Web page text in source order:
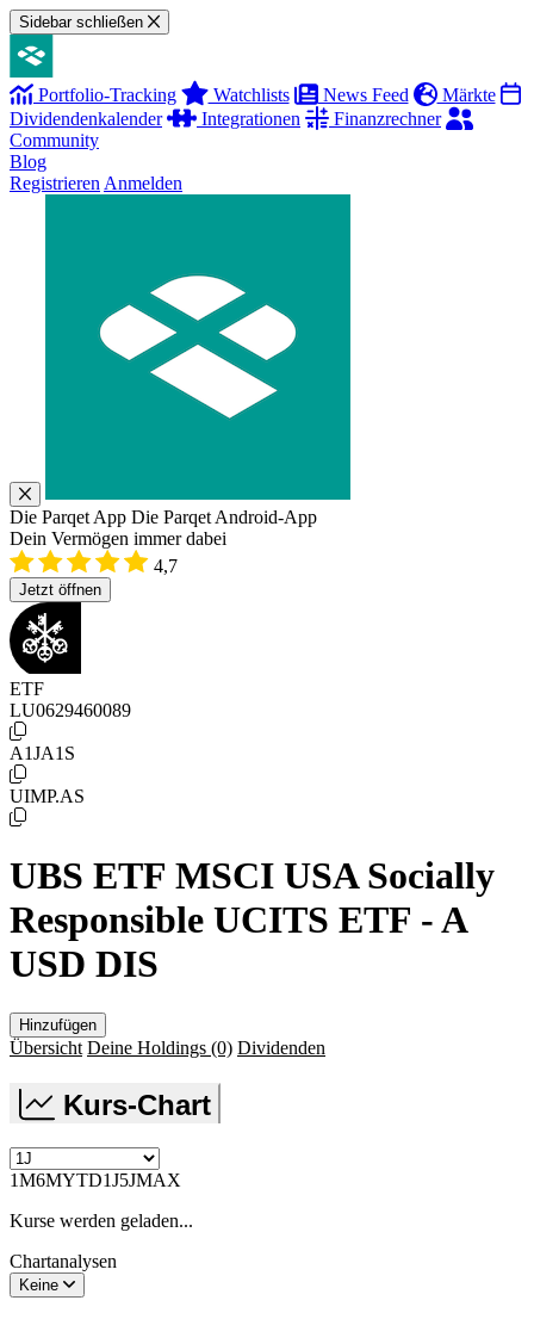
Sidebar schließen
Portfolio-Tracking Watchlists News Feed
Märkte
Dividendenkalender
Integrationen
Finanzrechner
Community
Blog
Registrieren Anmelden
Die Parqet App Die Parqet Android-App
Dein Vermögen immer dabei
4,7
Jetzt öffnen
ETF
LU0629460089
A1JA1S
UIMP.AS
UBS ETF MSCI USA Socially
Responsible UCITS ETF - A
USD DIS
Hinzufügen
Übersicht Deine Holdings (0) Dividenden
Kurs-Chart
1M6MYTD1J5JMAX
Kurse werden geladen...
Chartanalysen
Keine